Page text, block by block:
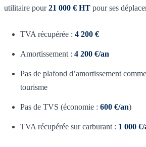
utilitaire pour21 000 € HT pour ses
TVA récupérée : 4 200 €
Amortissement : 4 200 €/an
Pas de plafond d’amortissement
tourisme
Pas de TVS (économie : 600 €/an)
TVA récupérée sur carburant : 1 000